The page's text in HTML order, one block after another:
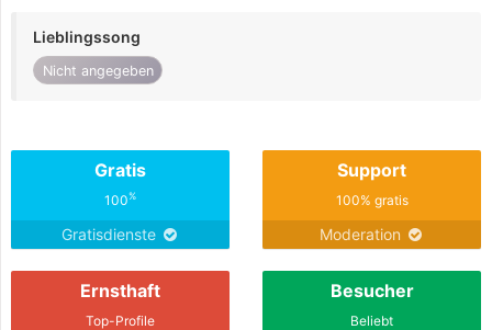
Lieblingssong
Nicht angegeben
Gratis
100%
Gratisdienste
Support
100% gratis
Moderation
Ernsthaft
Top-Profile
Besucher
Beliebt